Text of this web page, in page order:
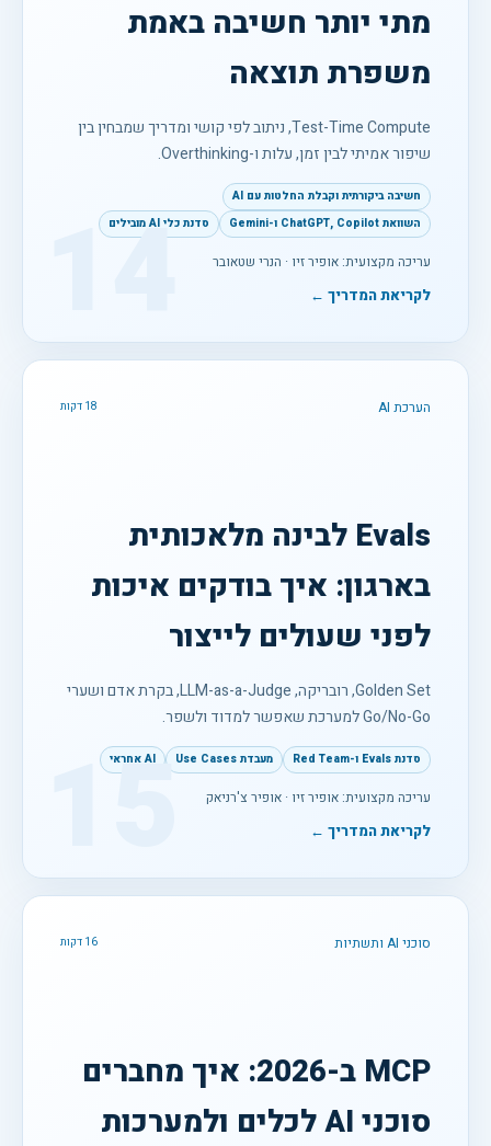
מתי יותר חשיבה באמת
משפרת תוצאה
Test-Time Compute, ניתוב לפי קושי ומדריך שמבחין בין
שיפור אמיתי לבין זמן, עלות ו-Overthinking.
חשיבה ביקורתית וקבלת החלטות עם AI
השוואת ChatGPT, Copilot ו-Gemini
סדנת כלי AI מובילים
עריכה מקצועית: אופיר זיו · הנרי שטאובר
לקריאת המדריך ← 14
הערכת AI 18 דקות
Evals לבינה מלאכותית
בארגון: איך בודקים איכות
לפני שעולים לייצור
Golden Set, רובריקה, LLM-as-a-Judge, בקרת אדם ושערי
Go/No-Go למערכת שאפשר למדוד ולשפר.
סדנת Evals ו-Red Team מעבדת Use Cases AI אחראי
עריכה מקצועית: אופיר זיו · אופיר צ'רניאק
לקריאת המדריך ← 15
סוכני AI ותשתיות 16 דקות
MCP ב-2026: איך מחברים
סוכני AI לכלים ולמערכות